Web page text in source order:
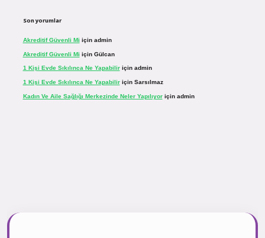
Son yorumlar
Akreditif Güvenli Mi için admin
Akreditif Güvenli Mi için Gülcan
1 Kişi Evde Sıkılınca Ne Yapabiliriçin admin
1 Kişi Evde Sıkılınca Ne Yapabiliriçin Sarsılmaz
Kadın Ve Aile Sağlığı Merkezinde Neler Yapılıyoriçin admin